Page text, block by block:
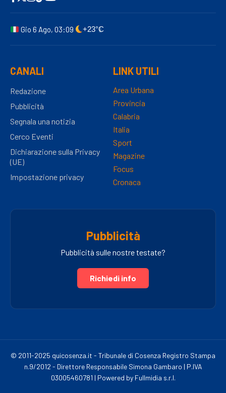
Gio 6 Ago, 03:09 +23°C
CANALI
Redazione
Pubblicità
Segnala una notizia
Cerco Eventi
Dichiarazione sulla Privacy
(UE)
Impostazione privacy
LINK UTILI
Area Urbana
Provincia
Calabria
Italia
Sport
Magazine
Focus
Cronaca
Pubblicità
Pubblicità sulle nostre testate?
Richiedi info
© 2011-2025 quicosenza.it - Tribunale di Cosenza Registro Stampa
n.9/2012 - Direttore Responsabile Simona Gambaro | P.IVA
03005460781 | Powered by Fullmidia s.r.l.